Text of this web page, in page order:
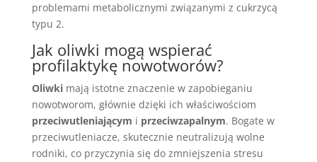
problemami metabolicznymi związanymi z cukrzycą
typu 2.
Jak oliwki mogą wspierać
profilaktykę nowotworów?
Oliwkimają istotne znaczenie w zapobieganiu
nowotworom, głównie dzięki ich właściwościom
przeciwutleniającym i przeciwzapalnym. Bogate w
przeciwutleniacze, skutecznie neutralizują wolne
rodniki, co przyczynia się do zmniejszenia stresu